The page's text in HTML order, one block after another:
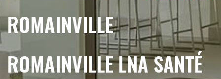
ROMAINVILLE
ROMAINVILLE LNA SANTÉ